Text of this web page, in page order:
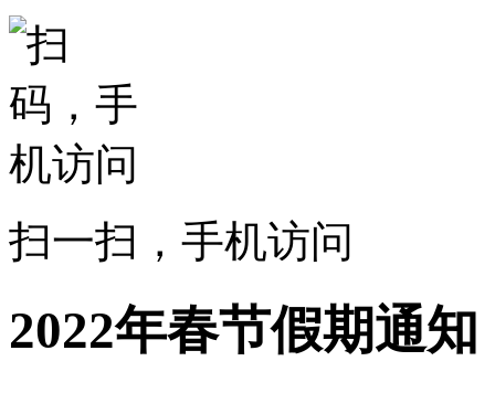
扫一扫，手机访问
2022年春节假期通知